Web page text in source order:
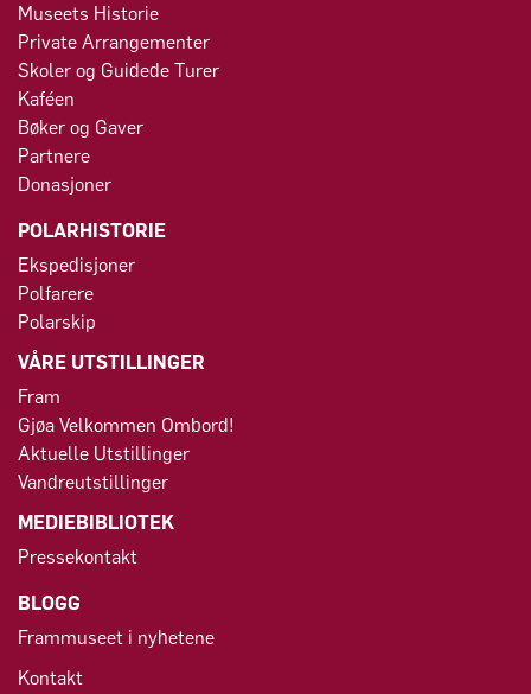
Museets Historie
Private Arrangementer
Skoler og Guidede Turer
Kaféen
Bøker og Gaver
Partnere
Donasjoner
POLARHISTORIE
Ekspedisjoner
Polfarere
Polarskip
VÅRE UTSTILLINGER
Fram
Gjøa Velkommen Ombord!
Aktuelle Utstillinger
Vandreutstillinger
MEDIEBIBLIOTEK
Pressekontakt
BLOGG
Frammuseet i nyhetene
Kontakt